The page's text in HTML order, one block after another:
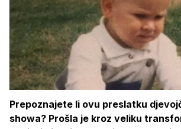
Prepoznajete li ovu preslatku
showa? Prošla je kroz veliku